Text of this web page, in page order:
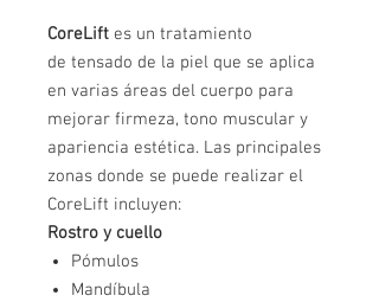
CoreLift es un tratamiento
de tensado de la piel que se aplica
en varias áreas del cuerpo para
mejorar firmeza, tono muscular y
apariencia estética. Las principales
zonas donde se puede realizar el
CoreLift incluyen:
Rostro y cuello
Pómulos
Mandíbula